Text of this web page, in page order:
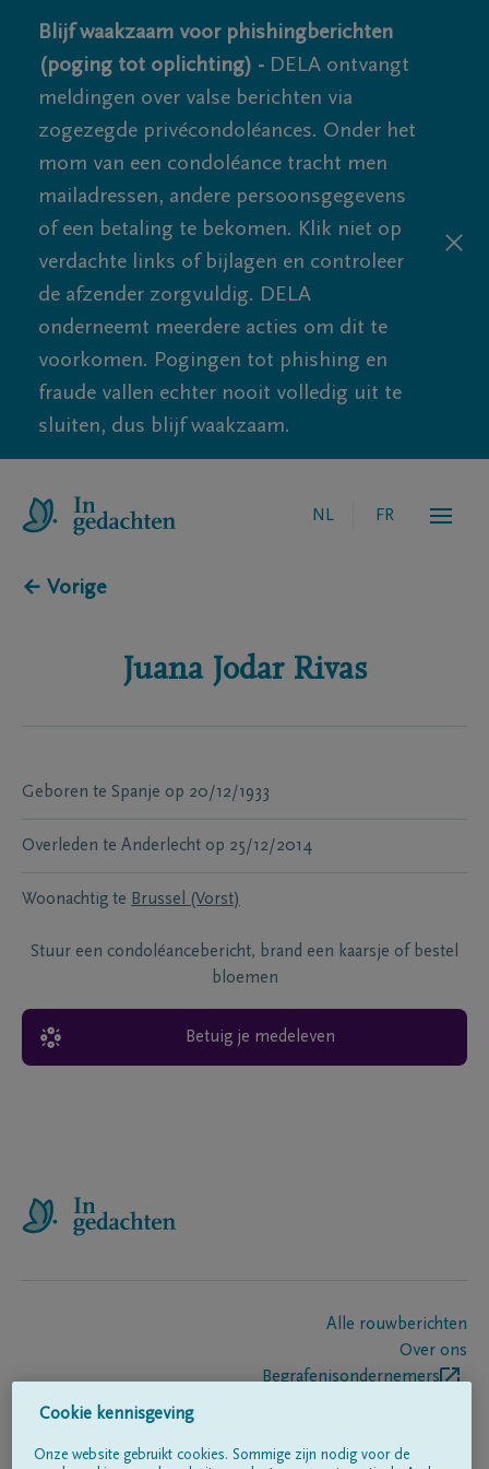
Blijf waakzaam voor phishingberichten
(poging tot oplichting) - DELA ontvangt
meldingen over valse berichten via
zogezegde privécondoléances. Onder het
mom van een condoléance tracht men
mailadressen, andere persoonsgegevens
of een betaling te bekomen. Klik niet op
verdachte links of bijlagen en controleer
de afzender zorgvuldig. DELA
onderneemt meerdere acties om dit te
voorkomen. Pogingen tot phishing en
fraude vallen echter nooit volledig uit te
sluiten, dus blijf waakzaam.
NL FR
← Vorige
Juana Jodar Rivas
Geboren te Spanje op 20/12/1933
Overleden te Anderlecht op 25/12/2014
Woonachtig te Brussel (Vorst)
Stuur een condoléancebericht, brand een kaarsje of bestel
bloemen
Betuig je medeleven
Alle rouwberichten
Over ons
Begrafenisondernemers
Cookie kennisgeving
Onze website gebruikt cookies. Sommige zijn nodig voor de